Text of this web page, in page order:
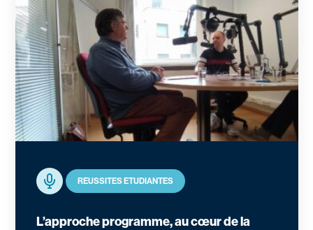
L’approche programme, au cœur de la
PodcastRÉUSSITES ÉTUDIANTES